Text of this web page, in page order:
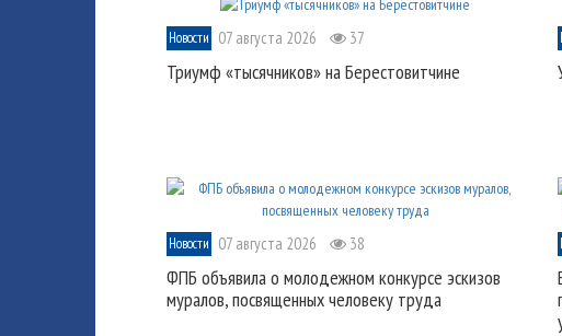
Новости 07 августа 2026 37
Триумф «тысячников» на Берестовитчине
Новости 07 августа 2026 38
ФПБ объявила о молодежном конкурсе эскизов
муралов, посвященных человеку труда